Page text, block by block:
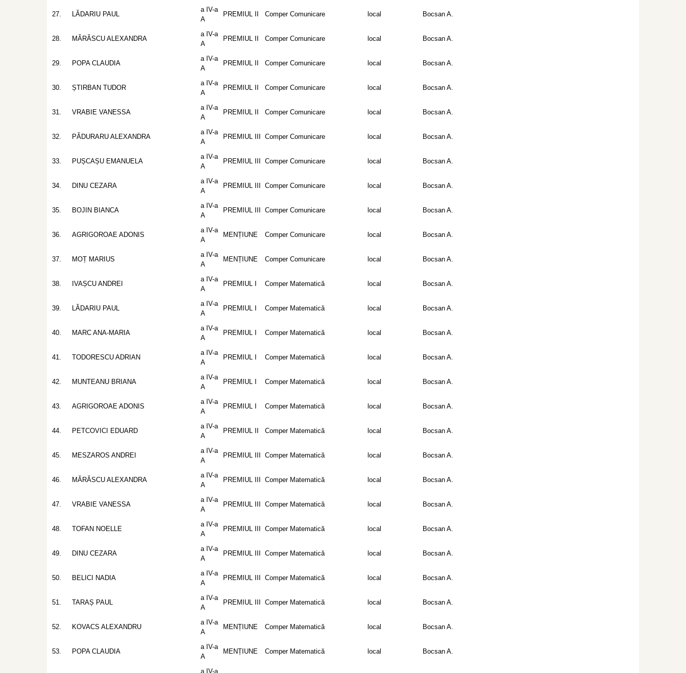
27. LĂDARIU PAUL
a IV-a
A
PREMIUL II Comper Comunicare local Bocsan A.
28. MĂRĂSCU ALEXANDRA
a IV-a
A
PREMIUL II Comper Comunicare local Bocsan A.
29. POPA CLAUDIA
a IV-a
A
PREMIUL II Comper Comunicare local Bocsan A.
30. ȘTIRBAN TUDOR
a IV-a
A
PREMIUL II Comper Comunicare local Bocsan A.
31. VRABIE VANESSA
a IV-a
A
PREMIUL II Comper Comunicare local Bocsan A.
32. PĂDURARU ALEXANDRA
a IV-a
A
PREMIUL III Comper Comunicare local Bocsan A.
33. PUȘCAȘU EMANUELA
a IV-a
A
PREMIUL III Comper Comunicare local Bocsan A.
34. DINU CEZARA
a IV-a
A
PREMIUL III Comper Comunicare local Bocsan A.
35. BOJIN BIANCA
a IV-a
A
PREMIUL III Comper Comunicare local Bocsan A.
36. AGRIGOROAE ADONIS
a IV-a
A
MENȚIUNE Comper Comunicare local Bocsan A.
37. MOȚ MARIUS
a IV-a
A
MENȚIUNE Comper Comunicare local Bocsan A.
38. IVAȘCU ANDREI
a IV-a
A
PREMIUL I Comper Matematică local Bocsan A.
39. LĂDARIU PAUL
a IV-a
A
PREMIUL I Comper Matematică local Bocsan A.
40. MARC ANA-MARIA
a IV-a
A
PREMIUL I Comper Matematică local Bocsan A.
41. TODORESCU ADRIAN
a IV-a
A
PREMIUL I Comper Matematică local Bocsan A.
42. MUNTEANU BRIANA
a IV-a
A
PREMIUL I Comper Matematică local Bocsan A.
43. AGRIGOROAE ADONIS
a IV-a
A
PREMIUL I Comper Matematică local Bocsan A.
44. PETCOVICI EDUARD
a IV-a
A
PREMIUL II Comper Matematică local Bocsan A.
45. MESZAROS ANDREI
a IV-a
A
PREMIUL III Comper Matematică local Bocsan A.
46. MĂRĂSCU ALEXANDRA
a IV-a
A
PREMIUL III Comper Matematică local Bocsan A.
47. VRABIE VANESSA
a IV-a
A
PREMIUL III Comper Matematică local Bocsan A.
48. TOFAN NOELLE
a IV-a
A
PREMIUL III Comper Matematică local Bocsan A.
49. DINU CEZARA
a IV-a
A
PREMIUL III Comper Matematică local Bocsan A.
50. BELICI NADIA
a IV-a
A
PREMIUL III Comper Matematică local Bocsan A.
51. TARAȘ PAUL
a IV-a
A
PREMIUL III Comper Matematică local Bocsan A.
52. KOVACS ALEXANDRU
a IV-a
A
MENȚIUNE Comper Matematică local Bocsan A.
53. POPA CLAUDIA
a IV-a
A
MENȚIUNE Comper Matematică local Bocsan A.
a IV-a